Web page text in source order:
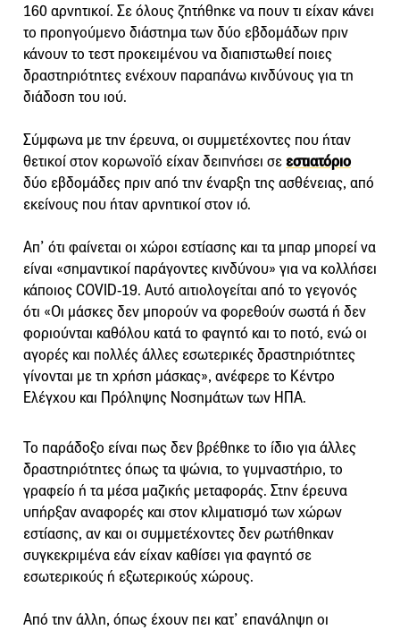
160 αρνητικοί. Σε όλους ζητήθηκε να πουν τι είχαν κάνει
το προηγούμενο διάστημα των δύο εβδομάδων πριν
κάνουν το τεστ προκειμένου να διαπιστωθεί ποιες
δραστηριότητες ενέχουν παραπάνω κινδύνους για τη
διάδοση του ιού.
Σύμφωνα με την έρευνα, οι συμμετέχοντες που ήταν
θετικοί στον κορωνοϊό είχαν δειπνήσει σεεστιατόριο
δύο εβδομάδες πριν από την έναρξη της ασθένειας, από
εκείνους που ήταν αρνητικοί στον ιό.
Απ’ ότι φαίνεται οι χώροι εστίασης και τα μπαρ μπορεί να
είναι «σημαντικοί παράγοντες κινδύνου» για να κολλήσει
κάποιος COVID-19. Αυτό αιτιολογείται από το γεγονός
ότι «Οι μάσκες δεν μπορούν να φορεθούν σωστά ή δεν
φοριούνται καθόλου κατά το φαγητό και το ποτό, ενώ οι
αγορές και πολλές άλλες εσωτερικές δραστηριότητες
γίνονται με τη χρήση μάσκας», ανέφερε το Κέντρο
Ελέγχου και Πρόληψης Νοσημάτων των ΗΠΑ.
Το παράδοξο είναι πως δεν βρέθηκε το ίδιο για άλλες
δραστηριότητες όπως τα ψώνια, το γυμναστήριο, το
γραφείο ή τα μέσα μαζικής μεταφοράς. Στην έρευνα
υπήρξαν αναφορές και στον κλιματισμό των χώρων
εστίασης, αν και οι συμμετέχοντες δεν ρωτήθηκαν
συγκεκριμένα εάν είχαν καθίσει για φαγητό σε
εσωτερικούς ή εξωτερικούς χώρους.
Από την άλλη, όπως έχουν πει κατ’ επανάληψη οι